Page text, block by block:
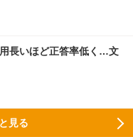
長いほど正答率低く…文
見る